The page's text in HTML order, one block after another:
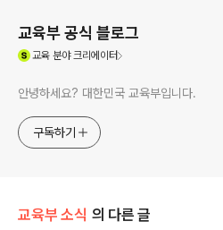
교육부 공식 블로그
교육분야 크리에이터
안녕하세요? 대한민국 교육부입니다.
구독하기
교육부 소식 의 다른 글